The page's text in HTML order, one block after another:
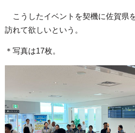
こうしたイベントを契機に佐賀県
訪れて欲しいという。
＊写真は17枚。